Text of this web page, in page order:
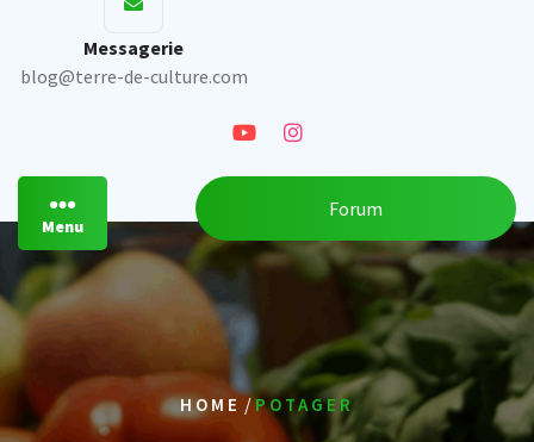
Messagerie
blog@terre-de-culture.com
Menu
Forum
HOME /POTAGER